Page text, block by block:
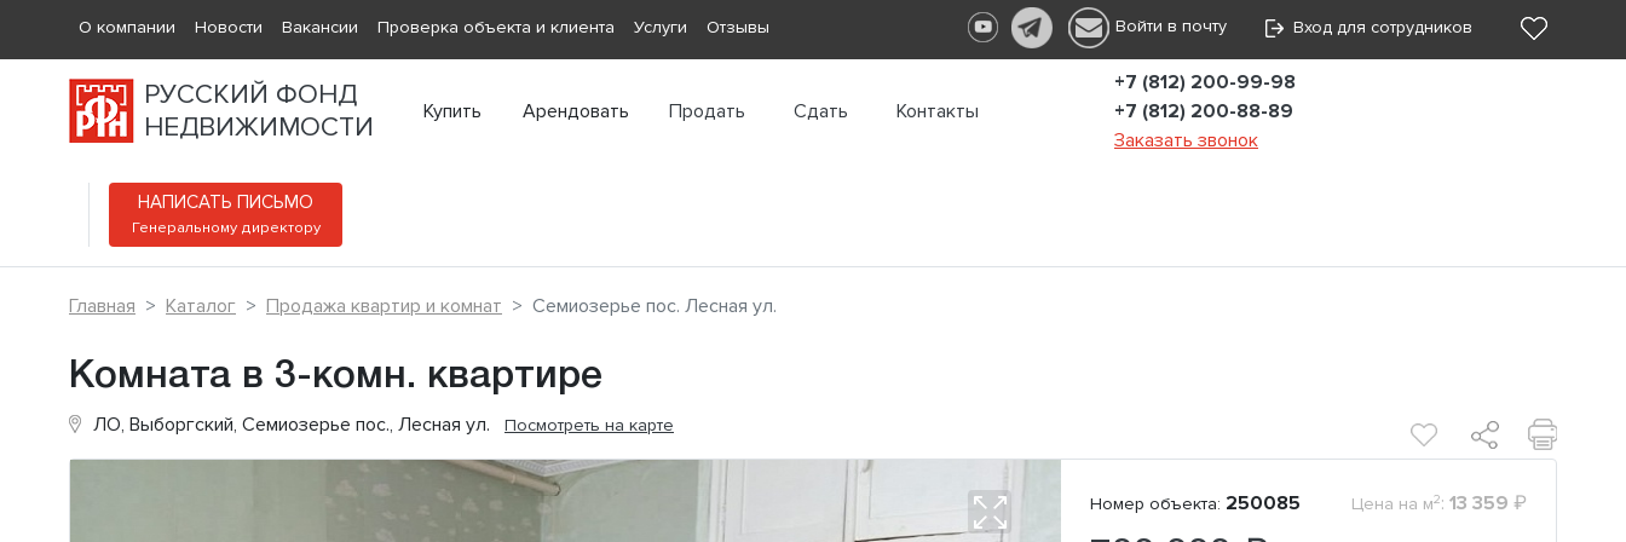
О компании Новости Вакансии Проверка объекта и клиента Услуги Отзывы Войти в почту Вход для сотрудников
РУССКИЙ ФОНД
НЕДВИЖИМОСТИ
Купить Арендовать Продать Сдать Контакты
+7 (812) 200-99-98
+7 (812) 200-88-89
Заказать звонок
НАПИСАТЬ ПИСЬМО
Генеральному директору
Главная Каталог Продажа квартир и комнат Семиозерье пос. Лесная ул.
Комната в 3-комн. квартире
ЛО, Выборгский, Семиозерье пос., Лесная ул. Посмотреть на карте
Номер объекта: 250085 Цена на м2: 13 359 ₽